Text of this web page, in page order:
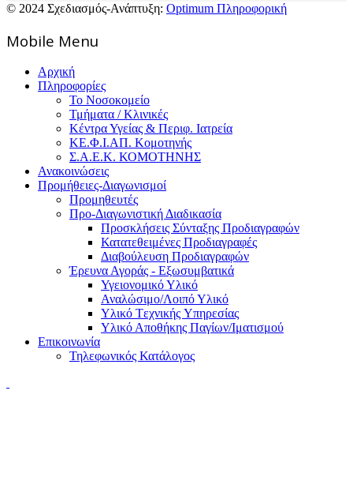
© 2024 Σχεδιασμός-Ανάπτυξη: Optimum Πληροφορική
Mοbile Menu
Αρχική
Πληροφορίες
Το Νοσοκομείο
Τμήματα / Κλινικές
Κέντρα Υγείας & Περιφ. Ιατρεία
ΚΕ.Φ.Ι.ΑΠ. Κομοτηνής
Σ.Α.Ε.Κ. ΚΟΜΟΤΗΝΗΣ
Ανακοινώσεις
Προμήθειες-Διαγωνισμοί
Προμηθευτές
Προ-Διαγωνιστική Διαδικασία
Προσκλήσεις Σύνταξης Προδιαγραφών
Κατατεθειμένες Προδιαγραφές
Διαβούλευση Προδιαγραφών
Έρευνα Αγοράς - Εξωσυμβατικά
Υγειονομικό Υλικό
Αναλώσιμο/Λοιπό Υλικό
Υλικό Tεχνικής Yπηρεσίας
Υλικό Αποθήκης Παγίων/Ιματισμού
Επικοινωνία
Τηλεφωνικός Κατάλογος